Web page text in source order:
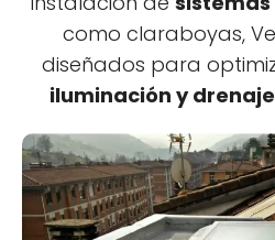
como claraboyas,
diseñados para
iluminación y drenaje